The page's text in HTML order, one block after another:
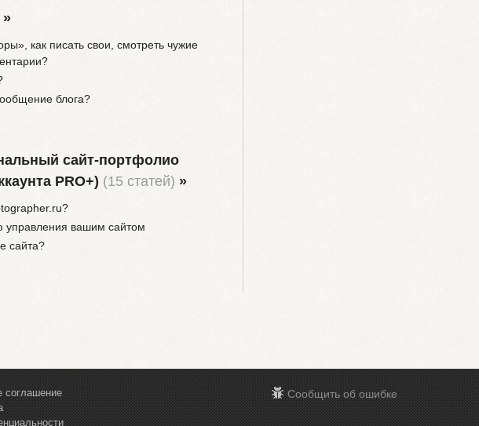
»
как писать свои, смотреть чужие
блога?
сайт-портфолио
PRO+) (15 статей) »
управления вашим сайтом
сайта?
соглашение
Сообщить об ошибке